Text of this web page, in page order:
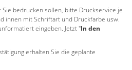
bedrucken sollen, bitte Druckservice je
innen mit Schriftart und Druckfarbe usw.
eingeben. Jetzt "In den
erhalten Sie die geplante